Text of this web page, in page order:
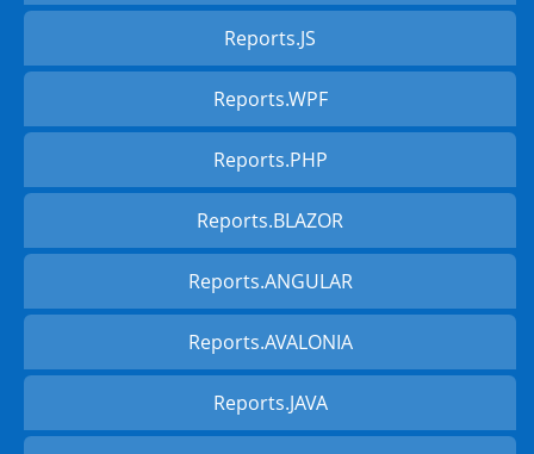
Reports.JS
Reports.WPF
Reports.PHP
Reports.BLAZOR
Reports.ANGULAR
Reports.AVALONIA
Reports.JAVA